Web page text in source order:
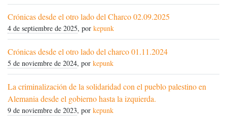
Crónicas desde el otro lado del Charco 02.09.2025
4 de septiembre de 2025, por kepunk
Crónicas desde el otro lado del charco 01.11.2024
5 de noviembre de 2024, por kepunk
La criminalización de la solidaridad con el pueblo palestino en
Alemania desde el gobierno hasta la izquierda.
9 de noviembre de 2023, por kepunk